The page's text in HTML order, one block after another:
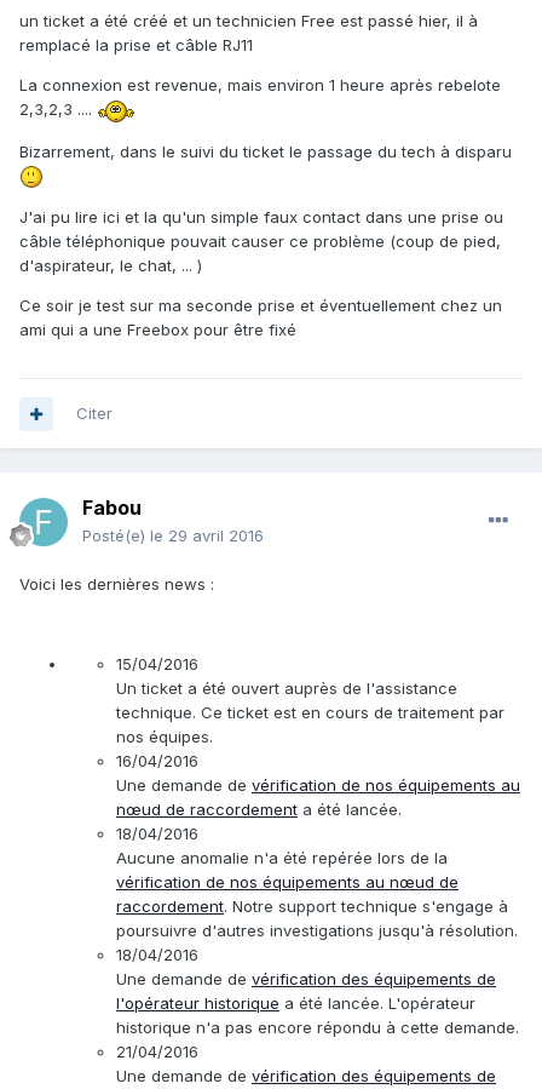
un ticket a été créé et un technicien Free est passé hier, il à
remplacé la prise et câble RJ11
La connexion est revenue, mais environ 1 heure après rebelote
2,3,2,3 ....
Bizarrement, dans le suivi du ticket le passage du tech à disparu
J'ai pu lire ici et la qu'un simple faux contact dans une prise ou
câble téléphonique pouvait causer ce problème (coup de pied,
d'aspirateur, le chat, ... )
Ce soir je test sur ma seconde prise et éventuellement chez un
ami qui a une Freebox pour être fixé
Citer
Fabou
Posté(e) le 29 avril 2016
Voici les dernières news :
15/04/2016
Un ticket a été ouvert auprès de l'assistance
technique. Ce ticket est en cours de traitement par
nos équipes.
16/04/2016
Une demande de vérification de nos équipements au
nœud de raccordement a été lancée.
18/04/2016
Aucune anomalie n'a été repérée lors de la
vérification de nos équipements au nœud de
raccordement. Notre support technique s'engage à
poursuivre d'autres investigations jusqu'à résolution.
18/04/2016
Une demande de vérification des équipements de
l'opérateur historique a été lancée. L'opérateur
historique n'a pas encore répondu à cette demande.
21/04/2016
Une demande de vérification des équipements de